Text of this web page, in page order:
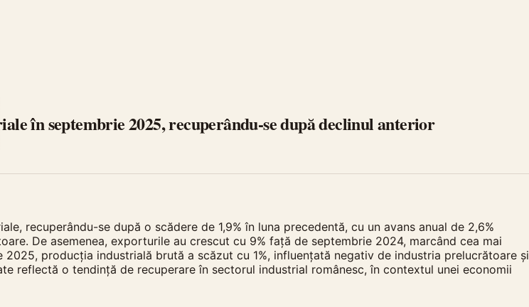
în septembrie 2025, recuperându-se după declinul anterior
recuperându-se după o scădere de 1,9% în luna precedentă, cu un avans anual de 2,6%
De asemenea, exporturile au crescut cu 9% față de septembrie 2024, marcând cea mai
producția industrială brută a scăzut cu 1%, influențată negativ de industria prelucrătoare și
reflectă o tendință de recuperare în sectorul industrial românesc, în contextul unei economii